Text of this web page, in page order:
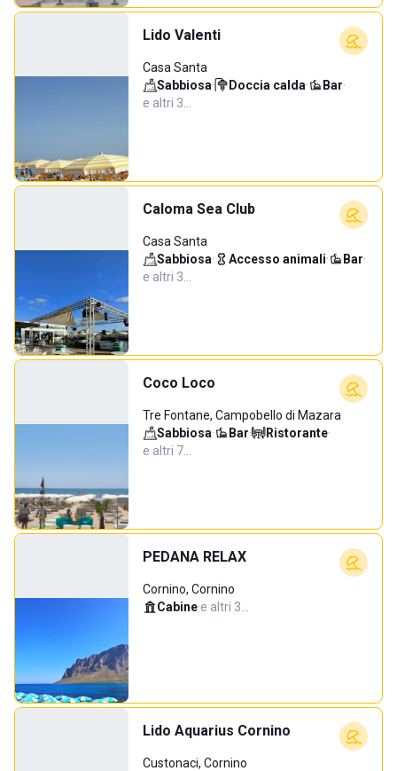
Lido Valenti
Casa Santa
Sabbiosa· Doccia calda· Bar·
e altri 3…
Caloma Sea Club
Casa Santa
Sabbiosa· Accesso animali· Bar·
e altri 3…
Coco Loco
Tre Fontane, Campobello di Mazara
Sabbiosa· Bar· Ristorante·
e altri 7…
PEDANA RELAX
Cornino, Cornino
Cabine·e altri 3…
Lido Aquarius Cornino
Custonaci, Cornino